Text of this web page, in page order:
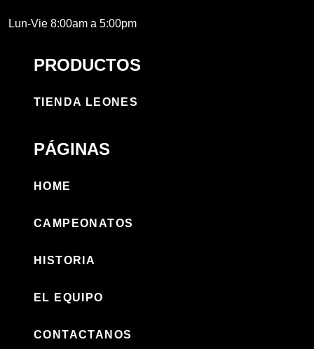
Lun-Vie 8:00am a 5:00pm
PRODUCTOS
TIENDA LEONES
PÁGINAS
HOME
CAMPEONATOS
HISTORIA
EL EQUIPO
CONTACTANOS